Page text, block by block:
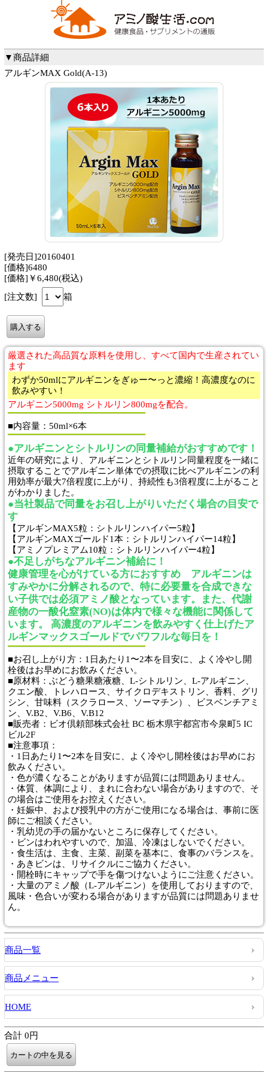
▼商品詳細
アルギンMAX Gold(A-13)
[発売日]20160401
[価格]6480
[価格]￥6,480(税込)
[注文数]
箱
厳選された高品質な原料を使用し、すべて国内で生産されてい
ます
わずか50mlにアルギニンをぎゅー〜っと濃縮！高濃度なのに
飲みやすい！
アルギニン5000mg シトルリン800mgを配合。
■内容量：50ml×6本
●アルギニンとシトルリンの同量補給がおすすめです！
近年の研究により、アルギニンとシトルリン同量程度を一緒に
摂取することでアルギニン単体での摂取に比べアルギニンの利
用効率が最大7倍程度に上がり、持続性も3倍程度に上がること
がわかりました。
●当社製品で同量をお召し上がりいただく場合の目安で
す
【アルギンMAX5粒：シトルリンハイパー5粒】
【アルギンMAXゴールド1本：シトルリンハイパー14粒】
【アミノプレミアム10粒：シトルリンハイパー4粒】
●不足しがちなアルギニン補給に！
健康管理を心がけている方におすすめ アルギニンは
すみやかに分解されるので、特に必要量を合成できな
い子供では必須アミノ酸となっています。また、代謝
産物の一酸化窒素(NO)は体内で様々な機能に関係して
います。 高濃度のアルギニンを飲みやすく仕上げたア
ルギンマックスゴールドでパワフルな毎日を！
■お召し上がり方：1日あたり1〜2本を目安に、よく冷やし開
栓後はお早めにお飲みください。
■原材料：ぶどう糖果糖液糖、L-シトルリン、L-アルギニン、
クエン酸、トレハロース、サイクロデキストリン、香料、グリ
シン、甘味料（スクラロース、ソーマチン）、ビスベンチアミ
ン、V.B2、V.B6、V.B12
■販売者：ビオ倶頼部株式会社 BC 栃木県宇都宮市今泉町5 IC
ビル2F
■注意事項：
・1日あたり1〜2本を目安に、よく冷やし開栓後はお早めにお
飲みください。
・色が濃くなることがありますが品質には問題ありません。
・体質、体調により、まれに合わない場合がありますので、そ
の場合はご使用をお控えください。
・妊娠中、および授乳中の方がご使用になる場合は、事前に医
師にご相談ください。
・乳幼児の手の届かないところに保存してください。
・ビンはわれやすいので、加温、冷凍はしないでください。
・食生活は、主食、主菜、副菜を基本に、食事のバランスを。
・あきビンは、リサイクルにご協力ください。
・開栓時にキャップで手を傷つけないようにご注意ください。
・大量のアミノ酸（L-アルギニン）を使用しておりますので、
風味・色合いが変わる場合がありますが品質には問題ありませ
ん。
商品一覧
商品メニュー
HOME
合計 0円